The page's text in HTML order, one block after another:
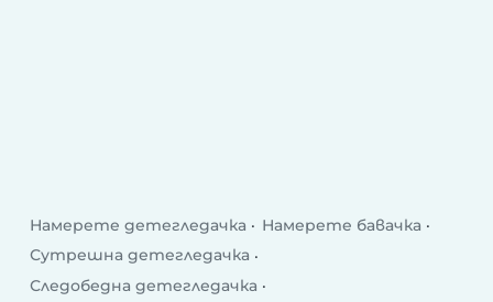
Намерете детегледачка
Намерете бавачка
Сутрешна детегледачка
Следобедна детегледачка